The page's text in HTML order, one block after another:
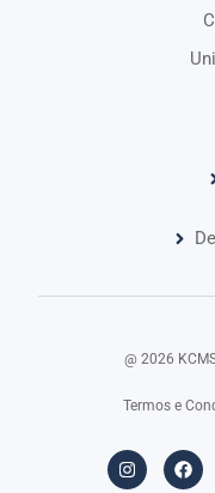
@ 2026
Termos e